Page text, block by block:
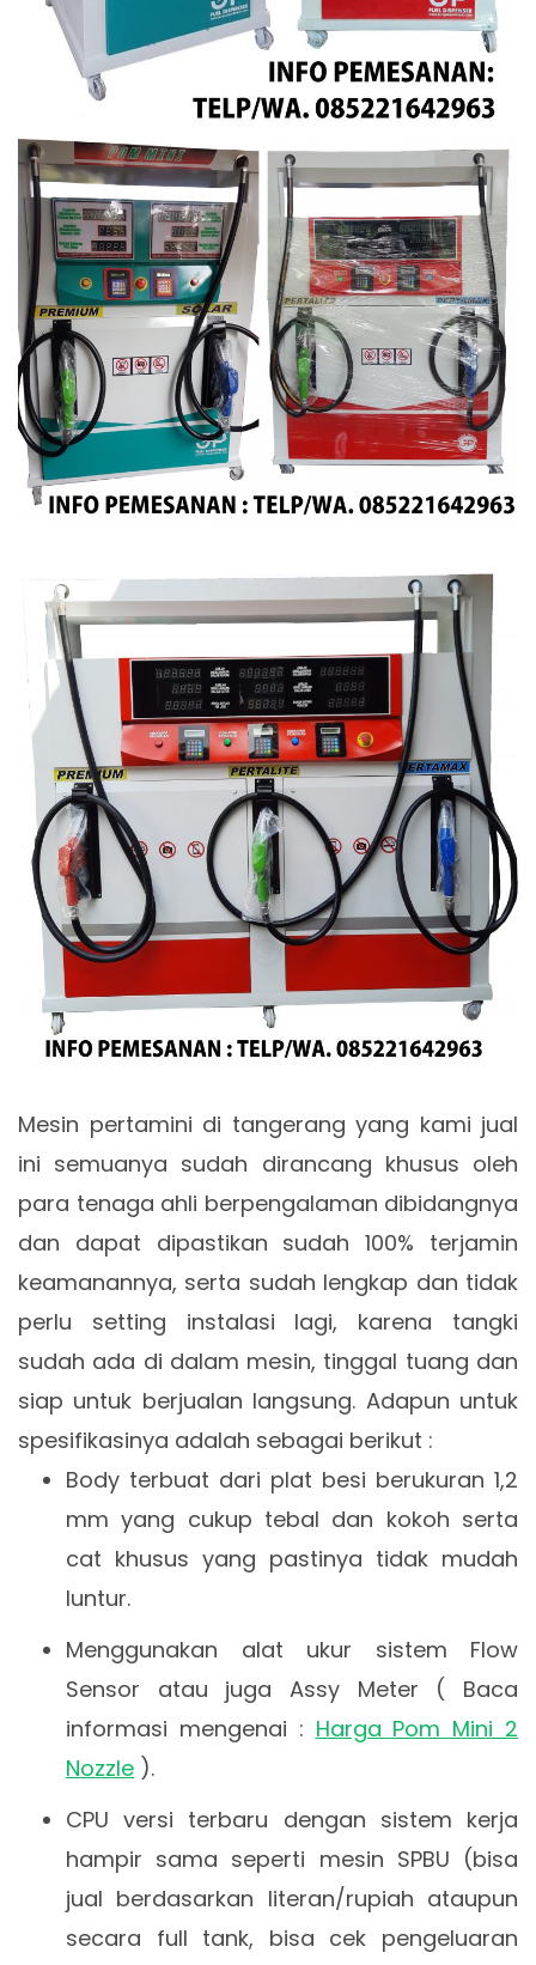
Mesin pertamini di tangerang yang kami jual
ini semuanya sudah dirancang khusus oleh
para tenaga ahli berpengalaman dibidangnya
dan dapat dipastikan sudah 100% terjamin
keamanannya, serta sudah lengkap dan tidak
perlu setting instalasi lagi, karena tangki
sudah ada di dalam mesin, tinggal tuang dan
siap untuk berjualan langsung. Adapun untuk
spesifikasinya adalah sebagai berikut :
Body terbuat dari plat besi berukuran 1,2
mm yang cukup tebal dan kokoh serta
cat khusus yang pastinya tidak mudah
luntur.
Menggunakan alat ukur sistem Flow
Sensor atau juga Assy Meter ( Baca
informasi mengenai : Harga Pom Mini 2
Nozzle ).
CPU versi terbaru dengan sistem kerja
hampir sama seperti mesin SPBU (bisa
jual berdasarkan literan/rupiah ataupun
secara full tank, bisa cek pengeluaran